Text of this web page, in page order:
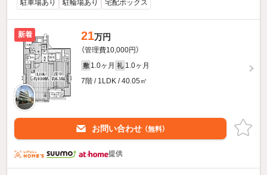
駐車場あり 駐輪場あり 宅配ボックス
新着 21万円
（管理費10,000円）
敷 1.0ヶ月 礼 1.0ヶ月
7階 / 1LDK / 40.05㎡
お問い合わせ （無料）
提供